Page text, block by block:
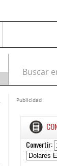
Buscar en:
Publicidad